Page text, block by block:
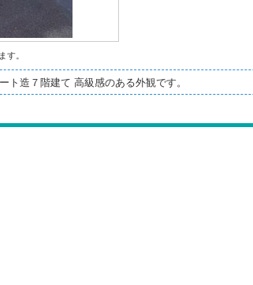
す。
ト造７階建て 高級感のある外観です。